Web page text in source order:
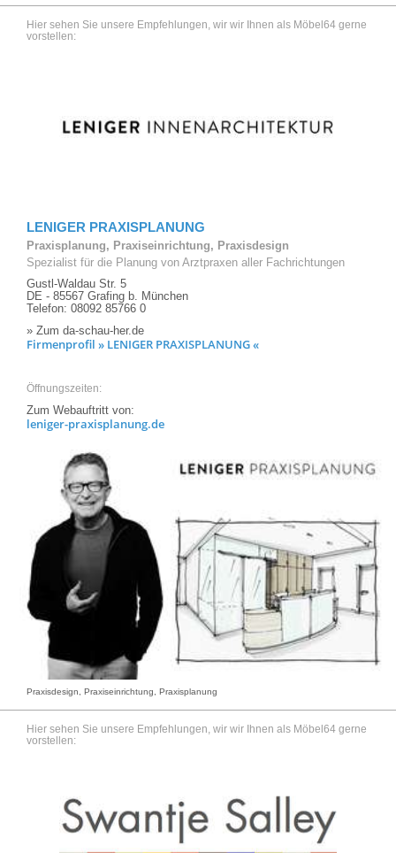
Hier sehen Sie unsere Empfehlungen, wir wir Ihnen als Möbel64 gerne
vorstellen:
LENIGER PRAXISPLANUNG
Praxisplanung, Praxiseinrichtung, Praxisdesign
Spezialist für die Planung von Arztpraxen aller Fachrichtungen
Gustl-Waldau Str. 5
DE - 85567 Grafing b. München
Telefon: 08092 85766 0
» Zum da-schau-her.de
Firmenprofil » LENIGER PRAXISPLANUNG «
Öffnungszeiten:
Zum Webauftritt von:
leniger-praxisplanung.de
Praxisdesign, Praxiseinrichtung, Praxisplanung
Hier sehen Sie unsere Empfehlungen, wir wir Ihnen als Möbel64 gerne
vorstellen: